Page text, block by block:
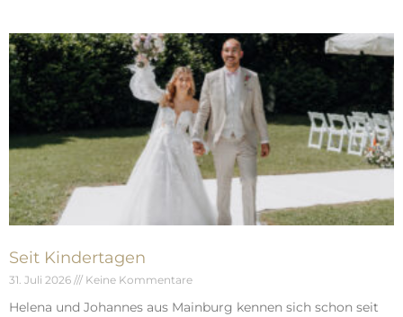
Seit Kindertagen
31. Juli 2026 Keine Kommentare
Helena und Johannes aus Mainburg kennen sich schon seit